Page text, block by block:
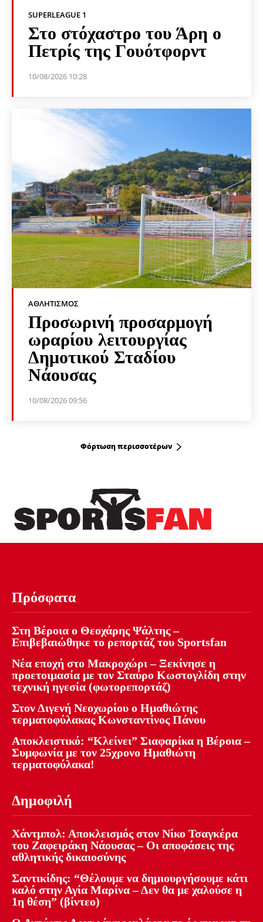
SUPERLEAGUE 1
Στο στόχαστρο του Άρη ο
Πετρίς της Γουότφορντ
10/08/2026 10:28
ΑΘΛΗΤΙΣΜΌΣ
Προσωρινή προσαρμογή
ωραρίου λειτουργίας
Δημοτικού Σταδίου
Νάουσας
10/08/2026 09:56
Φόρτωση περισσοτέρων
Πρόσφατα
Στη Βέροια ο Θεοχάρης Ψάλτης –
Επιβεβαιώθηκε το ρεπορτάζ του Sportsfan
Νέα εποχή στο Μακροχώρι – Ξεκίνησε η
προετοιμασία με τον Σταύρο Κωστογλίδη στην
τεχνική ηγεσία (φωτορεπορτάζ)
Στον Διγενή Νεοχωρίου ο Ημαθιώτης
τερματοφύλακας Κωνσταντίνος Πάνου
Αποκλειστικό: “Κλείνει” Σιαφαρίκα η Βέροια –
Συμφωνία με τον 25χρονο Ημαθιώτη
τερματοφύλακα!
Δημοφιλή
Χάντμπολ: Αποκλεισμός στον Νίκο Τσαγκέρα
του Ζαφειράκη Νάουσας – Οι αποφάσεις της
αθλητικής δικαιοσύνης
Σαντικίδης: “Θέλουμε να δημιουργήσουμε κάτι
καλό στην Αγία Μαρίνα – Δεν θα με χαλούσε η
1η θέση” (βίντεο)